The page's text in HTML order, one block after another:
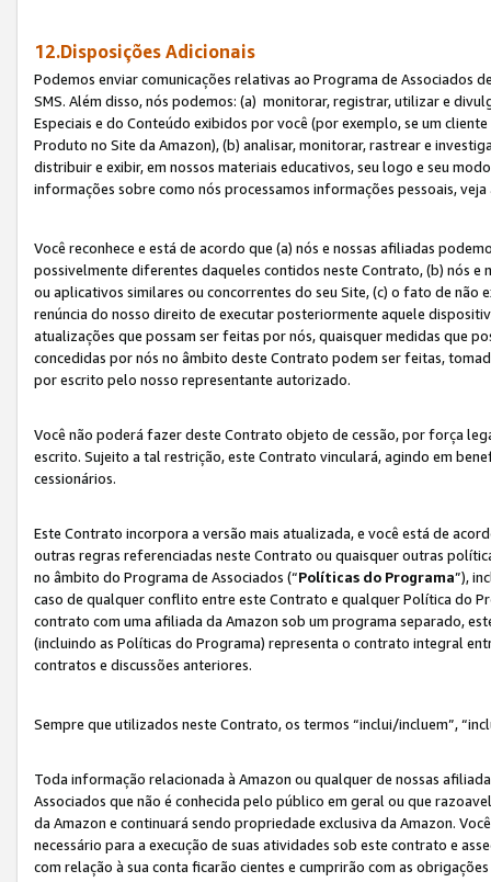
12.Disposições Adicionais
Podemos enviar comunicações relativas ao Programa de Associados
SMS. Além disso, nós podemos: (a) monitorar, registrar, utilizar e
Especiais e do Conteúdo exibidos por você (por exemplo, se um
Produto no Site da Amazon), (b) analisar, monitorar, rastrear e
distribuir e exibir, em nossos materiais educativos, seu logo e seu
informações sobre como nós processamos informações pessoais,
Você reconhece e está de acordo que (a) nós e nossas afiliadas
possivelmente diferentes daqueles contidos neste Contrato, (b) nós
ou aplicativos similares ou concorrentes do seu Site, (c) o fato de
renúncia do nosso direito de executar posteriormente aquele
atualizações que possam ser feitas por nós, quaisquer medidas que
concedidas por nós no âmbito deste Contrato podem ser feitas,
por escrito pelo nosso representante autorizado.
Você não poderá fazer deste Contrato objeto de cessão, por força
escrito. Sujeito a tal restrição, este Contrato vinculará, agindo em
cessionários.
Este Contrato incorpora a versão mais atualizada, e você está de
outras regras referenciadas neste Contrato ou quaisquer outras
no âmbito do Programa de Associados (“Políticas do Programa”),
caso de qualquer conflito entre este Contrato e qualquer Política do
contrato com uma afiliada da Amazon sob um programa separado,
(incluindo as Políticas do Programa) representa o contrato integral
contratos e discussões anteriores.
Sempre que utilizados neste Contrato, os termos “inclui/incluem”,
Toda informação relacionada à Amazon ou qualquer de nossas
Associados que não é conhecida pelo público em geral ou que
da Amazon e continuará sendo propriedade exclusiva da Amazon.
necessário para a execução de suas atividades sob este contrato e
com relação à sua conta ficarão cientes e cumprirão com as